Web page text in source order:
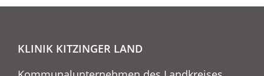
KLINIK KITZINGER LAND